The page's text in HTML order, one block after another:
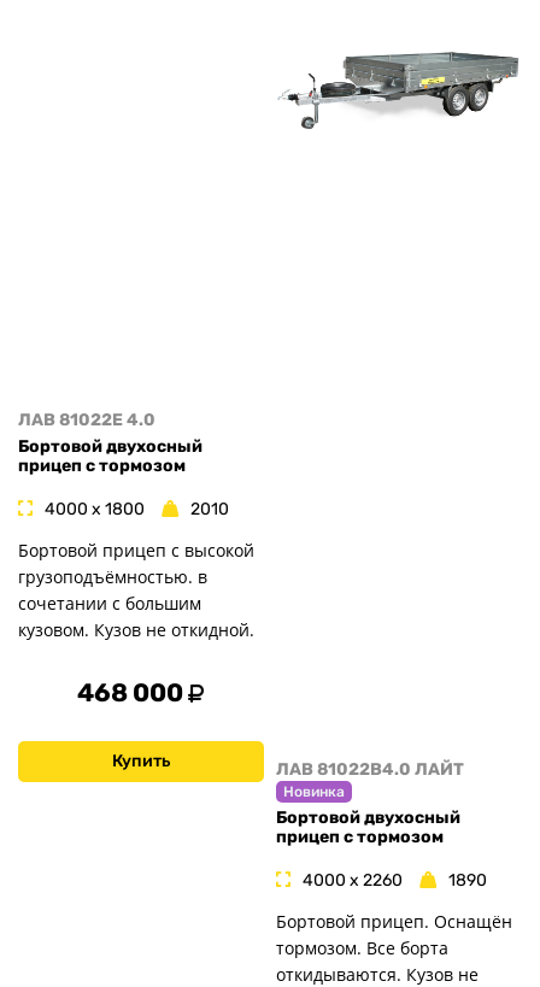
ЛАВ 81022E 4.0
Бортовой двухосный
прицеп с тормозом
4000 x 1800 2010
Бортовой прицеп с высокой
грузоподъёмностью. в
сочетании с большим
кузовом. Кузов не откидной.
468 000
Купить ЛАВ 81022B4.0 ЛАЙТ
Новинка
Бортовой двухосный
прицеп с тормозом
4000 x 2260 1890
Бортовой прицеп. Оснащён
тормозом. Все борта
откидываются. Кузов не